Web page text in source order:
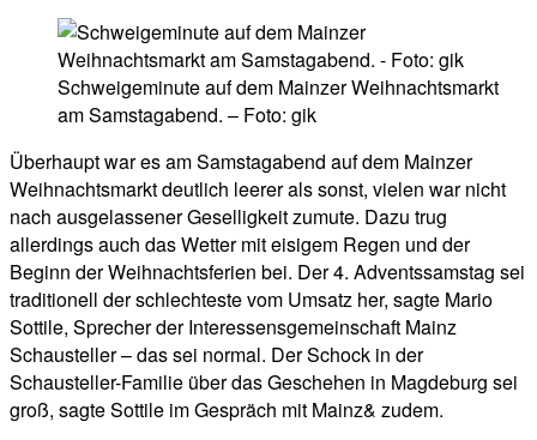
Schweigeminute auf dem Mainzer Weihnachtsmarkt
am Samstagabend. – Foto: gik
Überhaupt war es am Samstagabend auf dem Mainzer
Weihnachtsmarkt deutlich leerer als sonst, vielen war nicht
nach ausgelassener Geselligkeit zumute. Dazu trug
allerdings auch das Wetter mit eisigem Regen und der
Beginn der Weihnachtsferien bei. Der 4. Adventssamstag sei
traditionell der schlechteste vom Umsatz her, sagte Mario
Sottile, Sprecher der Interessensgemeinschaft Mainz
Schausteller – das sei normal. Der Schock in der
Schausteller-Familie über das Geschehen in Magdeburg sei
groß, sagte Sottile im Gespräch mit Mainz& zudem.